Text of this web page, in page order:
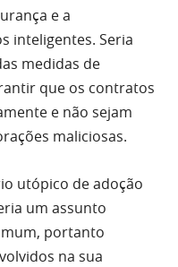
e a
inteligentes. Seria
medidas de
que os contratos
e não sejam
maliciosas.
utópico de adoção
um assunto
portanto
na sua